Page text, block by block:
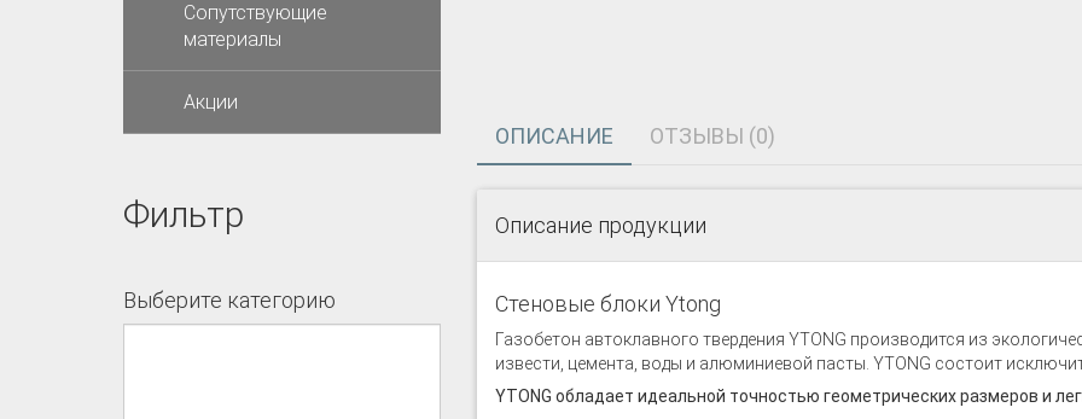
ОПИСАНИЕ ОТЗЫВЫ (0)
Описание продукции
Стеновые блоки Ytong
Газобетон автоклавного твердения YTONG производится из
извести, цемента, воды и алюминиевой пасты. YTONG состоит
YTONG обладает идеальной точностью геометрических размеров и
Сопутствующие
материалы
Акции
Фильтр
Выберите категорию